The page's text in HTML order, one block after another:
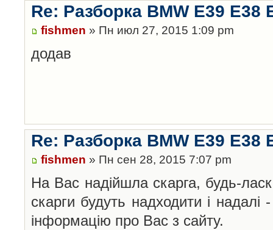
Re: Разборка BMW E39 E38
fishmen » Пн июл 27, 2015 1:09 pm
додав
Re: Разборка BMW E39 E38
fishmen » Пн сен 28, 2015 7:07 pm
На Вас надійшла скарга, будь-
скарги будуть надходити і
інформацію про Вас з сайту.